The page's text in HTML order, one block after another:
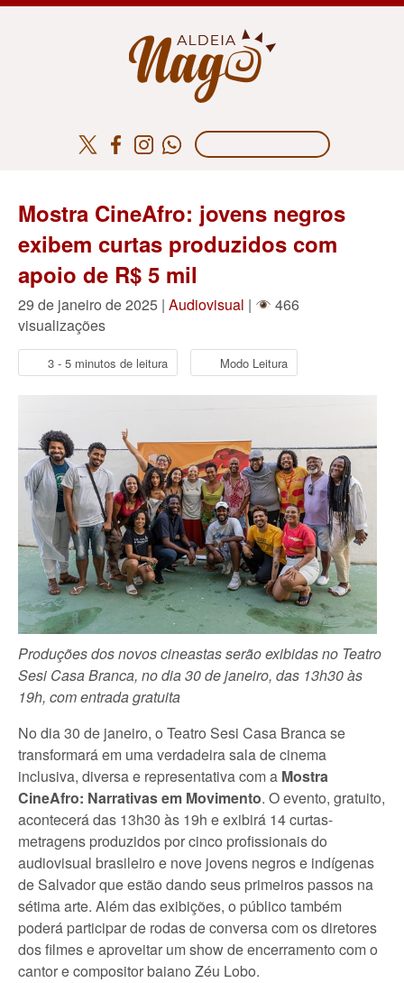
Mostra CineAfro: jovens negros
exibem curtas produzidos com
apoio de R$ 5 mil
29 de janeiro de 2025 | Audiovisual |
466
visualizações
3 - 5 minutos de leitura Modo Leitura
Produções dos novos cineastas serão exibidas no Teatro
Sesi Casa Branca, no dia 30 de janeiro, das 13h30 às
19h, com entrada gratuita
No dia 30 de janeiro, o Teatro Sesi Casa Branca se
transformará em uma verdadeira sala de cinema
inclusiva, diversa e representativa com a Mostra
CineAfro: Narrativas em Movimento. O evento, gratuito,
acontecerá das 13h30 às 19h e exibirá 14 curtas-
metragens produzidos por cinco profissionais do
audiovisual brasileiro e nove jovens negros e indígenas
de Salvador que estão dando seus primeiros passos na
sétima arte. Além das exibições, o público também
poderá participar de rodas de conversa com os diretores
dos filmes e aproveitar um show de encerramento com o
cantor e compositor baiano Zéu Lobo.